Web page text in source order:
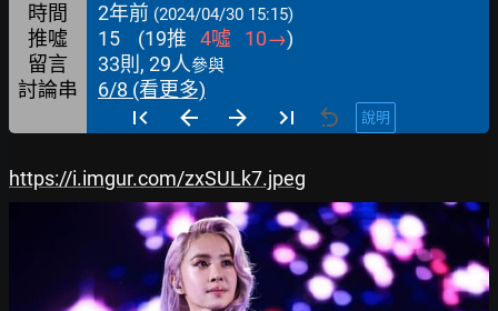
時間 2年前 (2024/04/30 15:15)
推噓 15 (19推 4噓 10→)
留言
33則, 29人參與
討論串 6/8 (看更多)
說明
https://i.imgur.com/zxSULk7.jpeg